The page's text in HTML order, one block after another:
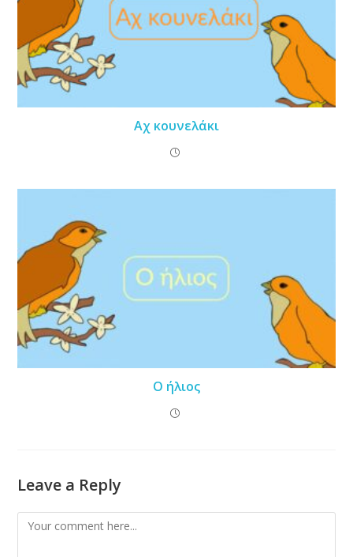
Αχ κουνελάκι
Ο ήλιος
Leave a Reply
Comment